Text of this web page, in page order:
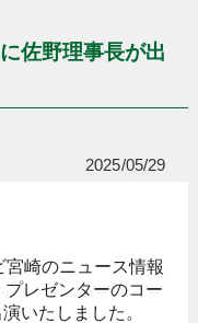
佐野理事長が出
2025/05/29
崎のニュース情報
プレゼンターのコー
いたしました。